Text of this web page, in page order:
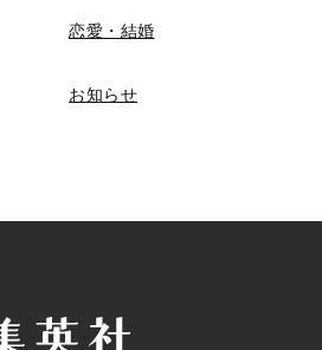
恋愛・結婚
お知らせ